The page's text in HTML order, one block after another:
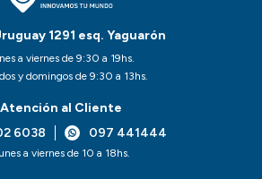
1291 esq. Yaguarón
a viernes de 9:30 a 19hs.
y domingos de 9:30 a 13hs.
Atención al Cliente
6038
097 441444
a viernes de 10 a 18hs.